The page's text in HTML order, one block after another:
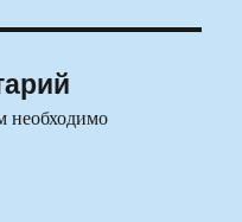
необходимо